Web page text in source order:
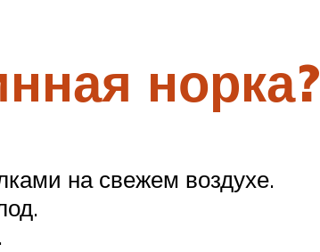
норка?
на свежем воздухе.